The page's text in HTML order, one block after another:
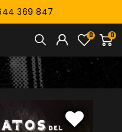
369 847
0
0